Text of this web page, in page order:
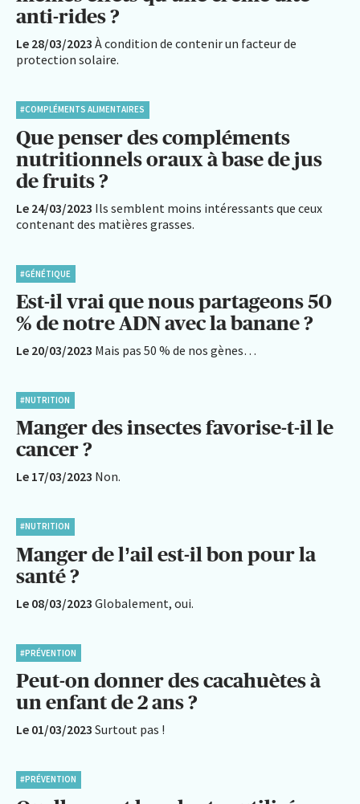
anti-rides ?
Le 28/03/2023 À condition de contenir un facteur de
protection solaire.
#COMPLÉMENTS ALIMENTAIRES
Que penser des compléments
nutritionnels oraux à base de jus
de fruits ?
Le 24/03/2023 Ils semblent moins intéressants que ceux
contenant des matières grasses.
#GÉNÉTIQUE
Est-il vrai que nous partageons 50
% de notre ADN avec la banane ?
Le 20/03/2023 Mais pas 50 % de nos gènes…
#NUTRITION
Manger des insectes favorise-t-il le
cancer ?
Le 17/03/2023 Non.
#NUTRITION
Manger de l’ail est-il bon pour la
santé ?
Le 08/03/2023 Globalement, oui.
#PRÉVENTION
Peut-on donner des cacahuètes à
un enfant de 2 ans ?
Le 01/03/2023 Surtout pas !
#PRÉVENTION